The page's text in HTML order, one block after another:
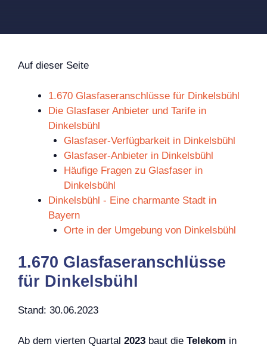
Auf dieser Seite
1.670 Glasfaseranschlüsse für Dinkelsbühl
Die Glasfaser Anbieter und Tarife in
Dinkelsbühl
Glasfaser-Verfügbarkeit in Dinkelsbühl
Glasfaser-Anbieter in Dinkelsbühl
Häufige Fragen zu Glasfaser in
Dinkelsbühl
Dinkelsbühl - Eine charmante Stadt in
Bayern
Orte in der Umgebung von Dinkelsbühl
1.670 Glasfaseranschlüsse
für Dinkelsbühl
Stand: 30.06.2023
Ab dem vierten Quartal 2023 baut die Telekom in